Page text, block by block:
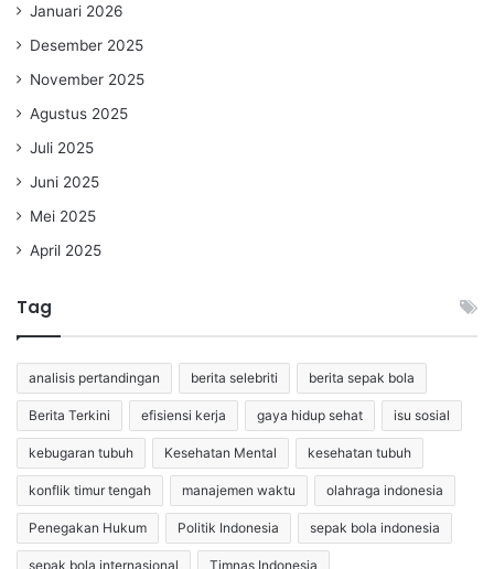
Januari 2026
Desember 2025
November 2025
Agustus 2025
Juli 2025
Juni 2025
Mei 2025
April 2025
Tag
analisis pertandingan berita selebriti berita sepak bola
Berita Terkini efisiensi kerja gaya hidup sehat isu sosial
kebugaran tubuh Kesehatan Mental kesehatan tubuh
konflik timur tengah manajemen waktu olahraga indonesia
Penegakan Hukum Politik Indonesia sepak bola indonesia
sepak bola internasional Timnas Indonesia